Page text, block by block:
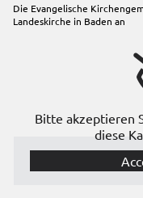
Die Evangelische
Landeskirche in Baden an
Bitte akzeptieren
diese